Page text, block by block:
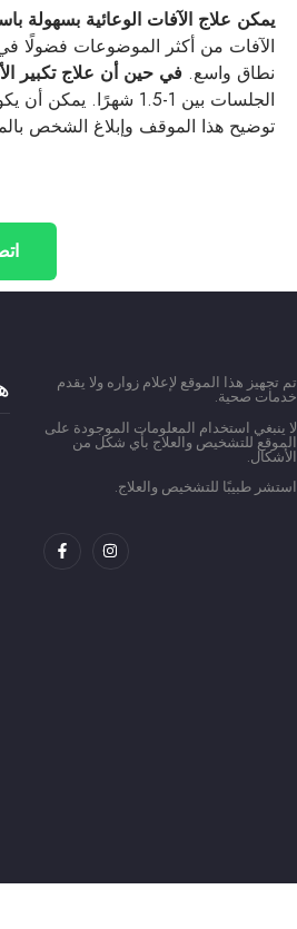
يمكن علاج الآفات الوعائية بسهولة
نطاق واسع. في حين أن علاج تكبير
الجلسات بين 1-1.5
توضيح هذا الموقف وإبلاغ الشخص
تم تجهيز هذا الموقع لإعلام زواره ولا يقدم
خدمات صحية.
لا ينبغي استخدام المعلومات الموجودة على
الموقع للتشخيص والعلاج بأي شكل من
الأشكال.
استشر طبيبًا للتشخيص والعلاج.